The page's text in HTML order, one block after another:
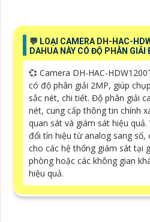
️💬 LOẠI CAMERA DH-HAC-
DAHUA NÀY CÓ ĐỘ PHÂN GIẢI
💞 Camera DH-HAC-
có độ phân giải 2MP, giúp
sắc nét, chi tiết. Độ phân giải
nét, cung cấp thông tin chính
quan sát và giám sát hiệu quả.
đổi tín hiệu từ analog sang số,
cho các hệ thống giám sát tại
phòng hoặc các không gian
hiệu quả.